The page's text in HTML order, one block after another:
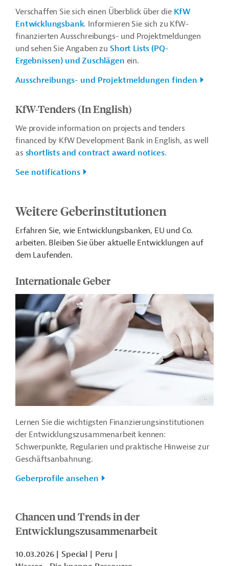
Verschaffen Sie sich einen Überblick über die KfW
Entwicklungsbank. Informieren Sie sich zu KfW-
finanzierten Ausschreibungs- und Projektmeldungen
und sehen Sie Angaben zu Short Lists (PQ-
Ergebnissen) und Zuschlägen ein.
Ausschreibungs- und Projektmeldungen finden
KfW-Tenders (In English)
We provide information on projects and tenders
financed by KfW Development Bank in English, as well
as shortlists and contract award notices.
See notifications
Weitere Geberinstitutionen
Erfahren Sie, wie Entwicklungsbanken, EU und Co.
arbeiten. Bleiben Sie über aktuelle Entwicklungen auf
dem Laufenden.
Internationale Geber
Lernen Sie die wichtigsten Finanzierungsinstitutionen
der Entwicklungszusammenarbeit kennen:
Schwerpunkte, Regularien und praktische Hinweise zur
Geschäftsanbahnung.
Geberprofile ansehen
Chancen und Trends in der
Entwicklungszusammenarbeit
10.03.2026 Special
Peru